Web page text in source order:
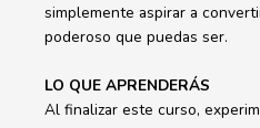
simplemente aspirar a
poderoso que puedas ser.
LO QUE APRENDERÁS
Al finalizar este curso,